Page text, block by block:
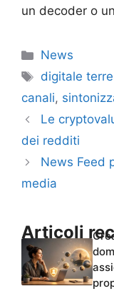
un decoder o
Categorie
News
Tag
digitale
canali,
Le
dei redditi
News Feed
media
Articoli